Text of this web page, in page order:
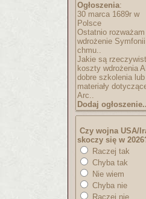
Ogłoszenia:
30 marca 1689r w
Polsce
Ostatnio rozważam
wdrożenie
chmu..
Jakie są
koszty wdrożenia AI
dobre szkolenia lub
materiały
Arc..
Dodaj ogłoszenie..
Czy wojna USA/
skoczy się w
Raczej tak
Chyba tak
Nie wiem
Chyba nie
Raczej nie